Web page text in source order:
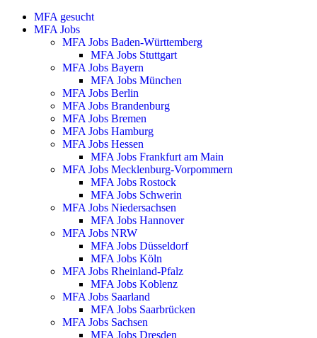
MFA gesucht
MFA Jobs
MFA Jobs Baden-Württemberg
MFA Jobs Stuttgart
MFA Jobs Bayern
MFA Jobs München
MFA Jobs Berlin
MFA Jobs Brandenburg
MFA Jobs Bremen
MFA Jobs Hamburg
MFA Jobs Hessen
MFA Jobs Frankfurt am Main
MFA Jobs Mecklenburg-Vorpommern
MFA Jobs Rostock
MFA Jobs Schwerin
MFA Jobs Niedersachsen
MFA Jobs Hannover
MFA Jobs NRW
MFA Jobs Düsseldorf
MFA Jobs Köln
MFA Jobs Rheinland-Pfalz
MFA Jobs Koblenz
MFA Jobs Saarland
MFA Jobs Saarbrücken
MFA Jobs Sachsen
MFA Jobs Dresden